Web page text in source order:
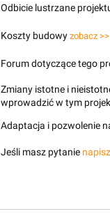
Odbicie lustrzane
Koszty budowy zobacz >>
Forum dotyczące tego
Zmiany istotne i
wprowadzić w tym
Adaptacja i pozwolenie
Jeśli masz pytanie